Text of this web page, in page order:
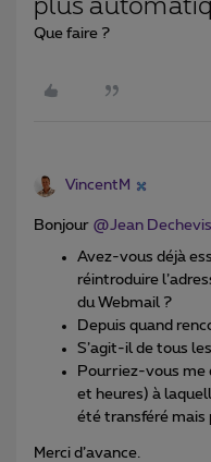
plus
Que faire ?
VincentM
Bonjour @Jean Dechevis
Avez-vous déjà
réintroduire
du Webmail ?
Depuis quand
S’agit-il de tous
Pourriez-vous me
et heures) à
été transféré mais
Merci d’avance.